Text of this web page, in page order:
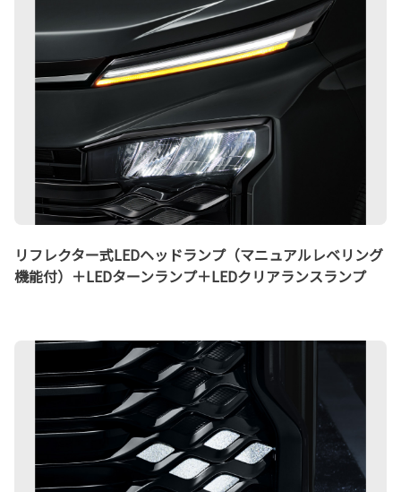
リフレクター式LEDヘッドランプ（マニュアルレベリング
機能付）＋LEDターンランプ＋LEDクリアランスランプ